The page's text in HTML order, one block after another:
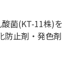
菌(KT-11株)を
防止剤・発色剤